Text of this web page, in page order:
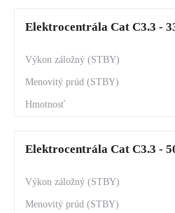
Elektrocentrála Cat C3.3 -
Elektrocentrála Cat C3.3 -